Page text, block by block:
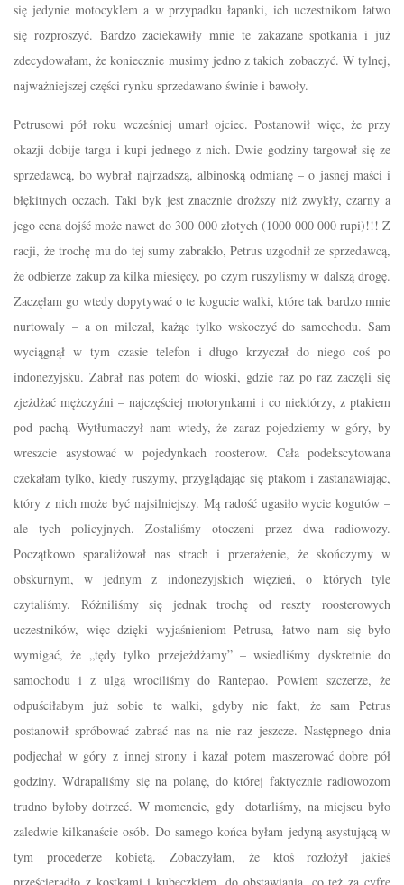
się jedynie motocyklem a w przypadku łapanki, ich uczestnikom łatwo
się rozproszyć. Bardzo zaciekawiły mnie te zakazane spotkania i już
zdecydowałam, że koniecznie musimy jedno z takich zobaczyć. W tylnej,
najważniejszej części rynku sprzedawano świnie i bawoły.
Petrusowi pół roku wcześniej umarł ojciec. Postanowił więc, że przy
okazji dobije targu i kupi jednego z nich. Dwie godziny targował się ze
sprzedawcą, bo wybrał najrzadszą, albinoską odmianę – o jasnej maści i
błękitnych oczach. Taki byk jest znacznie droższy niż zwykły, czarny a
jego cena dojść może nawet do 300 000 złotych (1000 000 000 rupi)!!! Z
racji, że trochę mu do tej sumy zabrakło, Petrus uzgodnił ze sprzedawcą,
że odbierze zakup za kilka miesięcy, po czym ruszylismy w dalszą drogę.
Zaczęłam go wtedy dopytywać o te kogucie walki, które tak bardzo mnie
nurtowaly – a on milczał, każąc tylko wskoczyć do samochodu. Sam
wyciągnął w tym czasie telefon i długo krzyczał do niego coś po
indonezyjsku. Zabrał nas potem do wioski, gdzie raz po raz zaczęli się
zjeżdżać mężczyźni – najczęściej motorynkami i co niektórzy, z ptakiem
pod pachą. Wytłumaczył nam wtedy, że zaraz pojedziemy w góry, by
wreszcie asystować w pojedynkach roosterow. Cała podekscytowana
czekałam tylko, kiedy ruszymy, przyglądając się ptakom i zastanawiając,
który z nich może być najsilniejszy. Mą radość ugasiło wycie kogutów –
ale tych policyjnych. Zostaliśmy otoczeni przez dwa radiowozy.
Początkowo sparaliżował nas strach i przerażenie, że skończymy w
obskurnym, w jednym z indonezyjskich więzień, o których tyle
czytaliśmy. Różniliśmy się jednak trochę od reszty roosterowych
uczestników, więc dzięki wyjaśnieniom Petrusa, łatwo nam się było
wymigać, że „tędy tylko przejeżdżamy” – wsiedliśmy dyskretnie do
samochodu i z ulgą wrociliśmy do Rantepao. Powiem szczerze, że
odpuściłabym już sobie te walki, gdyby nie fakt, że sam Petrus
postanowił spróbować zabrać nas na nie raz jeszcze. Następnego dnia
podjechał w góry z innej strony i kazał potem maszerować dobre pół
godziny. Wdrapaliśmy się na polanę, do której faktycznie radiowozom
trudno byłoby dotrzeć. W momencie, gdy dotarliśmy, na miejscu było
zaledwie kilkanaście osób. Do samego końca byłam jedyną asystującą w
tym procederze kobietą. Zobaczyłam, że ktoś rozłożył jakieś